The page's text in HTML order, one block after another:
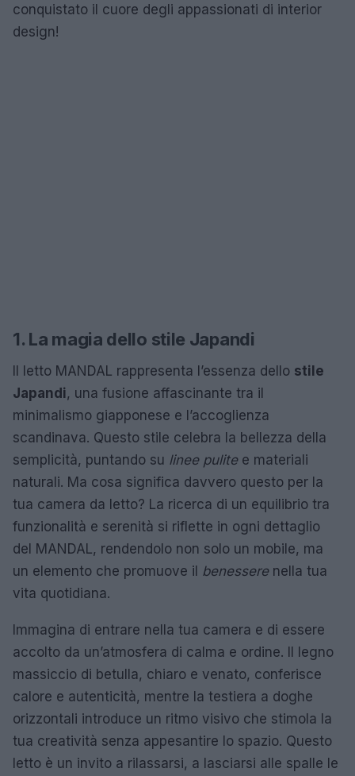
conquistato il cuore degli appassionati di interior
design!
1. La magia dello stile Japandi
Il letto MANDAL rappresenta l’essenza dello stile
Japandi, una fusione affascinante tra il
minimalismo giapponese e l’accoglienza
scandinava. Questo stile celebra la bellezza della
semplicità, puntando su linee pulitee materiali
naturali. Ma cosa significa davvero questo per la
tua camera da letto? La ricerca di un equilibrio tra
funzionalità e serenità si riflette in ogni dettaglio
del MANDAL, rendendolo non solo un mobile, ma
un elemento che promuove il benesserenella tua
vita quotidiana.
Immagina di entrare nella tua camera e di essere
accolto da un’atmosfera di calma e ordine. Il legno
massiccio di betulla, chiaro e venato, conferisce
calore e autenticità, mentre la testiera a doghe
orizzontali introduce un ritmo visivo che stimola la
tua creatività senza appesantire lo spazio. Questo
letto è un invito a rilassarsi, a lasciarsi alle spalle le